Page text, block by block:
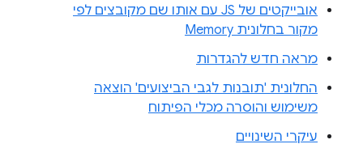
אובייקטים של JS עם אותו שם מקובצים לפי
מקור בחלונית Memory
מראה חדש להגדרות
החלונית 'תובנות לגבי הביצועים' הוצאה
משימוש והוסרה מכלי הפיתוח
עיקרי השינויים